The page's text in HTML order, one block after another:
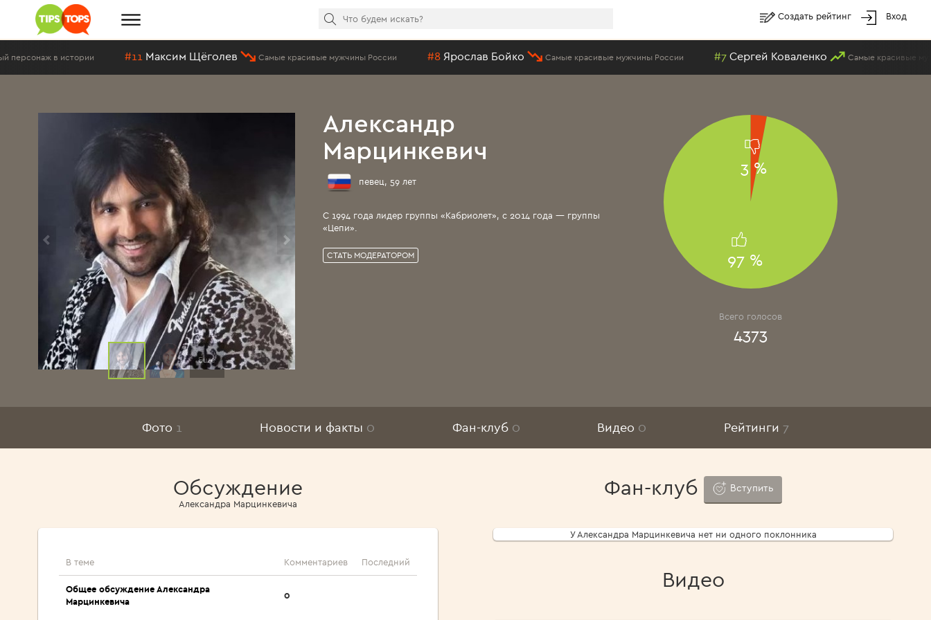
Создать рейтинг Вход
#11 Максим Щёголев Самые красивые мужчины России #8 Ярослав Бойко Самые красивые мужчины России #7 Сергей Коваленко Самые красивые мужчины России
Еще
Александр
Марцинкевич
певец, 59 лет
С 1994 года лидер группы «Кабриолет», с 2014 года — группы
«Цепи».
СТАТЬ МОДЕРАТОРОМ
3 %
97 %
Всего голосов
4373
Фото 1 Новости и факты 0 Фан-клуб 0 Видео 0 Рейтинги 7
Обсуждение
Александра Марцинкевича
В теме Комментариев Последний
Общее обсуждение Александра
Марцинкевича
0
Фан-клуб Вступить
У Александра Марцинкевича нет ни одного поклонника
Видео